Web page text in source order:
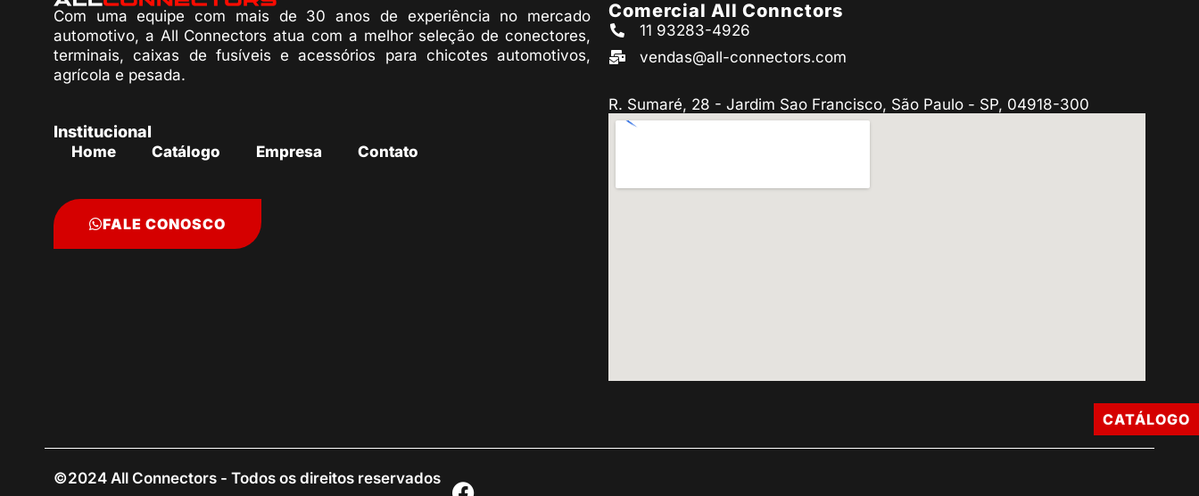
Com uma equipe com mais de 30 anos de experiência no mercado
automotivo, a All Connectors atua com a melhor seleção de conectores,
terminais, caixas de fusíveis e acessórios para chicotes automotivos,
agrícola e pesada.
Institucional
Home Catálogo Empresa Contato
FALE CONOSCO
Comercial All Connctors
11 93283-4926
vendas@all-connectors.com
R. Sumaré, 28 - Jardim Sao Francisco, São Paulo - SP, 04918-300
©2024 All Connectors - Todos os direitos reservados
CATÁLOGO